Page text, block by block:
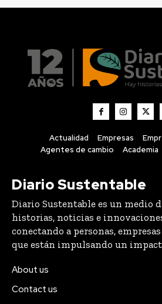
Actualidad Empresas
Agentes de cambio
Academia
Diario Sustentable
Diario Sustentable es un medio
historias, noticias e
conectando a personas,
que están impulsando un
About us
Contact us